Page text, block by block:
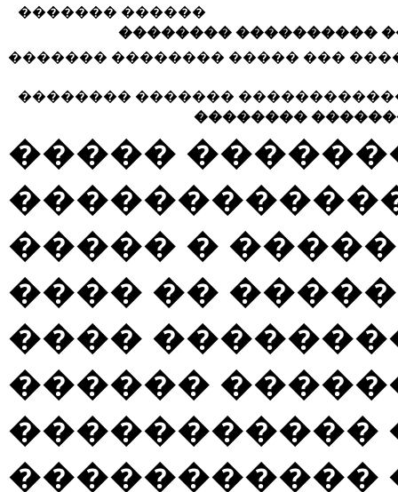
������� ������
�������� ����������
������� �������� ����� ���
�������� �������
��������
�����
����� �
���� ��
����
������
�����������
�����������